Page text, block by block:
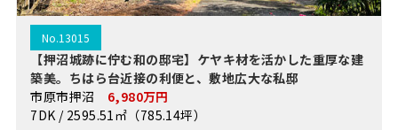
No.13015
【押沼城跡に佇む和の邸宅】ケヤキ材を活かした重厚な建
築美。ちはら台近接の利便と、敷地広大な私邸
市原市押沼 6,980万円
7DK / 2595.51㎡（785.14坪）